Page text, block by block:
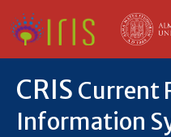
CRIS Current
Information